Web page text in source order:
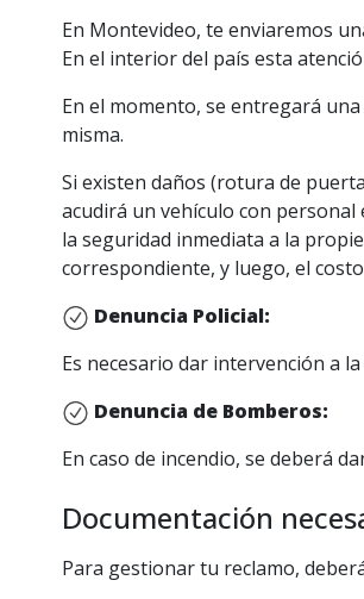
En Montevideo, te enviaremos
En el interior del país esta
En el momento, se entregará
misma.
Si existen daños (rotura de
acudirá un vehículo con personal
la seguridad inmediata a la
correspondiente, y luego, el
Denuncia Policial:
Es necesario dar intervención a
Denuncia de Bomberos:
En caso de incendio, se deberá
Documentación
Para gestionar tu reclamo,